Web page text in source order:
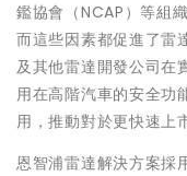
鑑協會（NCAP）等組
而這些因素都促進了雷
及其他雷達開發公司在
用在高階汽車的安全功
用，推動對於更快速上
恩智浦雷達解決方案採